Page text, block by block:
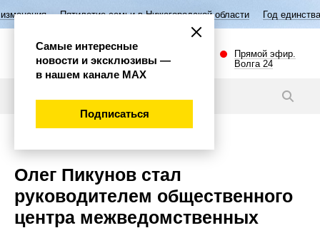
семьи в Нижегородской области Год единства народов России
Прямой эфир.
Волга 24
Олег Пикунов стал
руководителем общественного
центра межведомственных
Самые интересные
новости и эксклюзивы —
в нашем канале МАХ
Подписаться